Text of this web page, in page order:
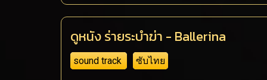
ดูหนัง ร่ายระบำฆ่า - Ballerina
sound track ซับไทย